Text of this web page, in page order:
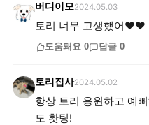
버디이모 2024.05.03
토리 너무 고생했어❤️❤️
도움돼요 0 답글 0
토리집사2024.05.02
항상 토리 응원하고 예
도 홧팅!